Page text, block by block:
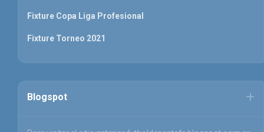
Fixture Copa Liga Profesional
Fixture Torneo 2021
Blogspot